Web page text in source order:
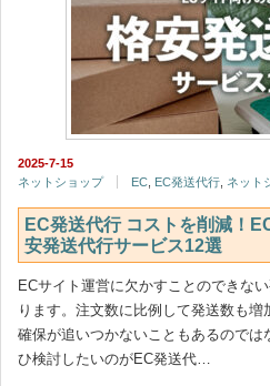
2025-7-15
ネットショップ
EC EC発送代行 ネット
EC発送代行 コストを削減！
安発送代行サービス12選
ECサイト運営に欠かすことのできな
ります。注文数に比例して発送数も
確保が追いつかないこともあるので
ひ検討したいのがEC発送代…